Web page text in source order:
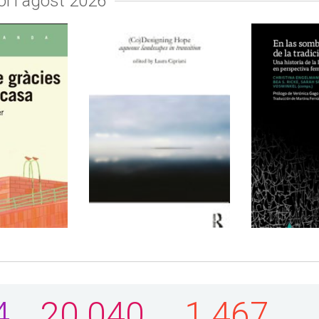
:
febrer de
: aqueous
by Laura Cipriani
escuela